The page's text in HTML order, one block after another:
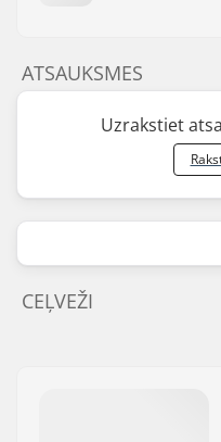
ATSAUKSMES
Uzrakstiet
CEĻVEŽI